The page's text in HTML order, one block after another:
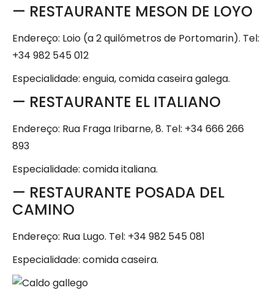
— RESTAURANTE MESON DE LOYO
Endereço: Loio (a 2 quilómetros de Portomarin). Tel:
+34 982 545 012
Especialidade: enguia, comida caseira galega.
— RESTAURANTE EL ITALIANO
Endereço: Rua Fraga Iribarne, 8. Tel: +34 666 266
893
Especialidade: comida italiana.
— RESTAURANTE POSADA DEL
CAMINO
Endereço: Rua Lugo. Tel: +34 982 545 081
Especialidade: comida caseira.